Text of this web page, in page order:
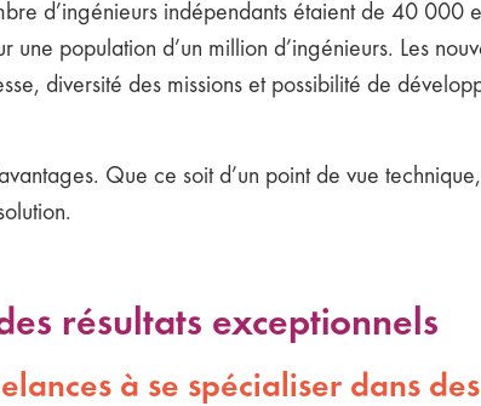
d’ingénieurs indépendants étaient de 40
population d’un million d’ingénieurs. Les
diversité des missions et possibilité de
Que ce soit d’un point de vue
résultats exceptionnels
à se spécialiser dans